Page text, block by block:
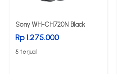
Sony WH-CH720N Black
Rp 1.275.000
5 terjual